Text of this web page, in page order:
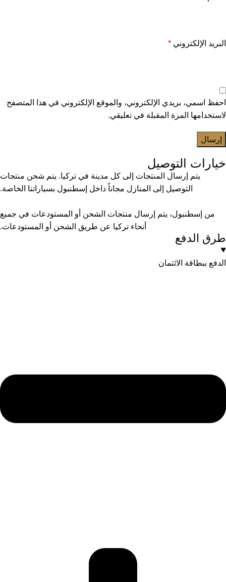
البريد الإلكتروني *
احفظ اسمي، بريدي الإلكتروني، والموقع الإلكتروني في هذا المتصفح
لاستخدامها المرة المقبلة في تعليقي.
خيارات التوصيل
يتم إرسال المنتجات إلى كل مدينة في تركيا. يتم شحن منتجات
التوصيل إلى المنازل مجاناً داخل إسطنبول بسياراتنا الخاصة.
من إسطنبول، يتم إرسال منتجات الشحن أو المستودعات في جميع
أنحاء تركيا عن طريق الشحن أو المستودعات.
طرق الدفع
الدفع ببطاقة الائتمان